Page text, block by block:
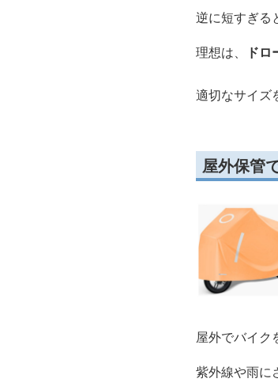
逆に短すぎる
理想は、
ド
適切なサイズ
屋外保管
屋外でバイク
紫外線や雨に